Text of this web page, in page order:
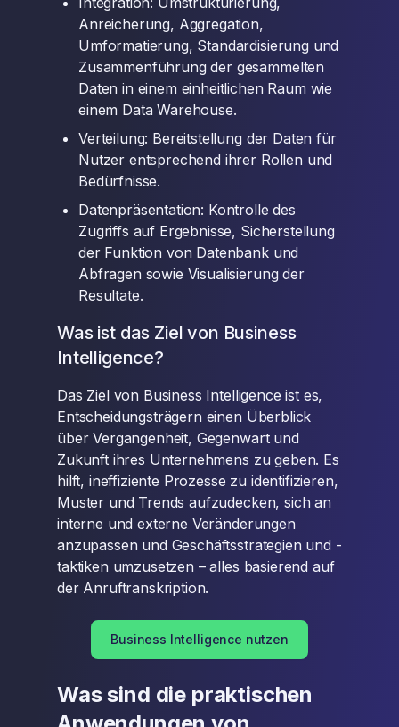
Anreicherung, Aggregation,
Umformatierung, Standardisierung und
Zusammenführung der gesammelten
Daten in einem einheitlichen Raum wie
einem Data Warehouse.
Verteilung: Bereitstellung der Daten für
Nutzer entsprechend ihrer Rollen und
Bedürfnisse.
Datenpräsentation: Kontrolle des
Zugriffs auf Ergebnisse, Sicherstellung
der Funktion von Datenbank und
Abfragen sowie Visualisierung der
Resultate.
Was ist das Ziel von Business
Intelligence?
Das Ziel von Business Intelligence ist es,
Entscheidungsträgern einen Überblick
über Vergangenheit, Gegenwart und
Zukunft ihres Unternehmens zu geben. Es
hilft, ineffiziente Prozesse zu identifizieren,
Muster und Trends aufzudecken, sich an
interne und externe Veränderungen
anzupassen und Geschäftsstrategien und -
taktiken umzusetzen – alles basierend auf
der Anruftranskription.
Business Intelligence nutzen
Was sind die praktischen